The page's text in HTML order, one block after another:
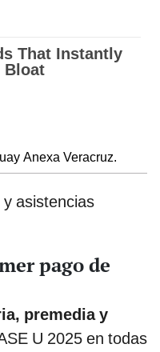
Anexa Veracruz.
asistencias
pago de
premedia y
U 2025 en todas